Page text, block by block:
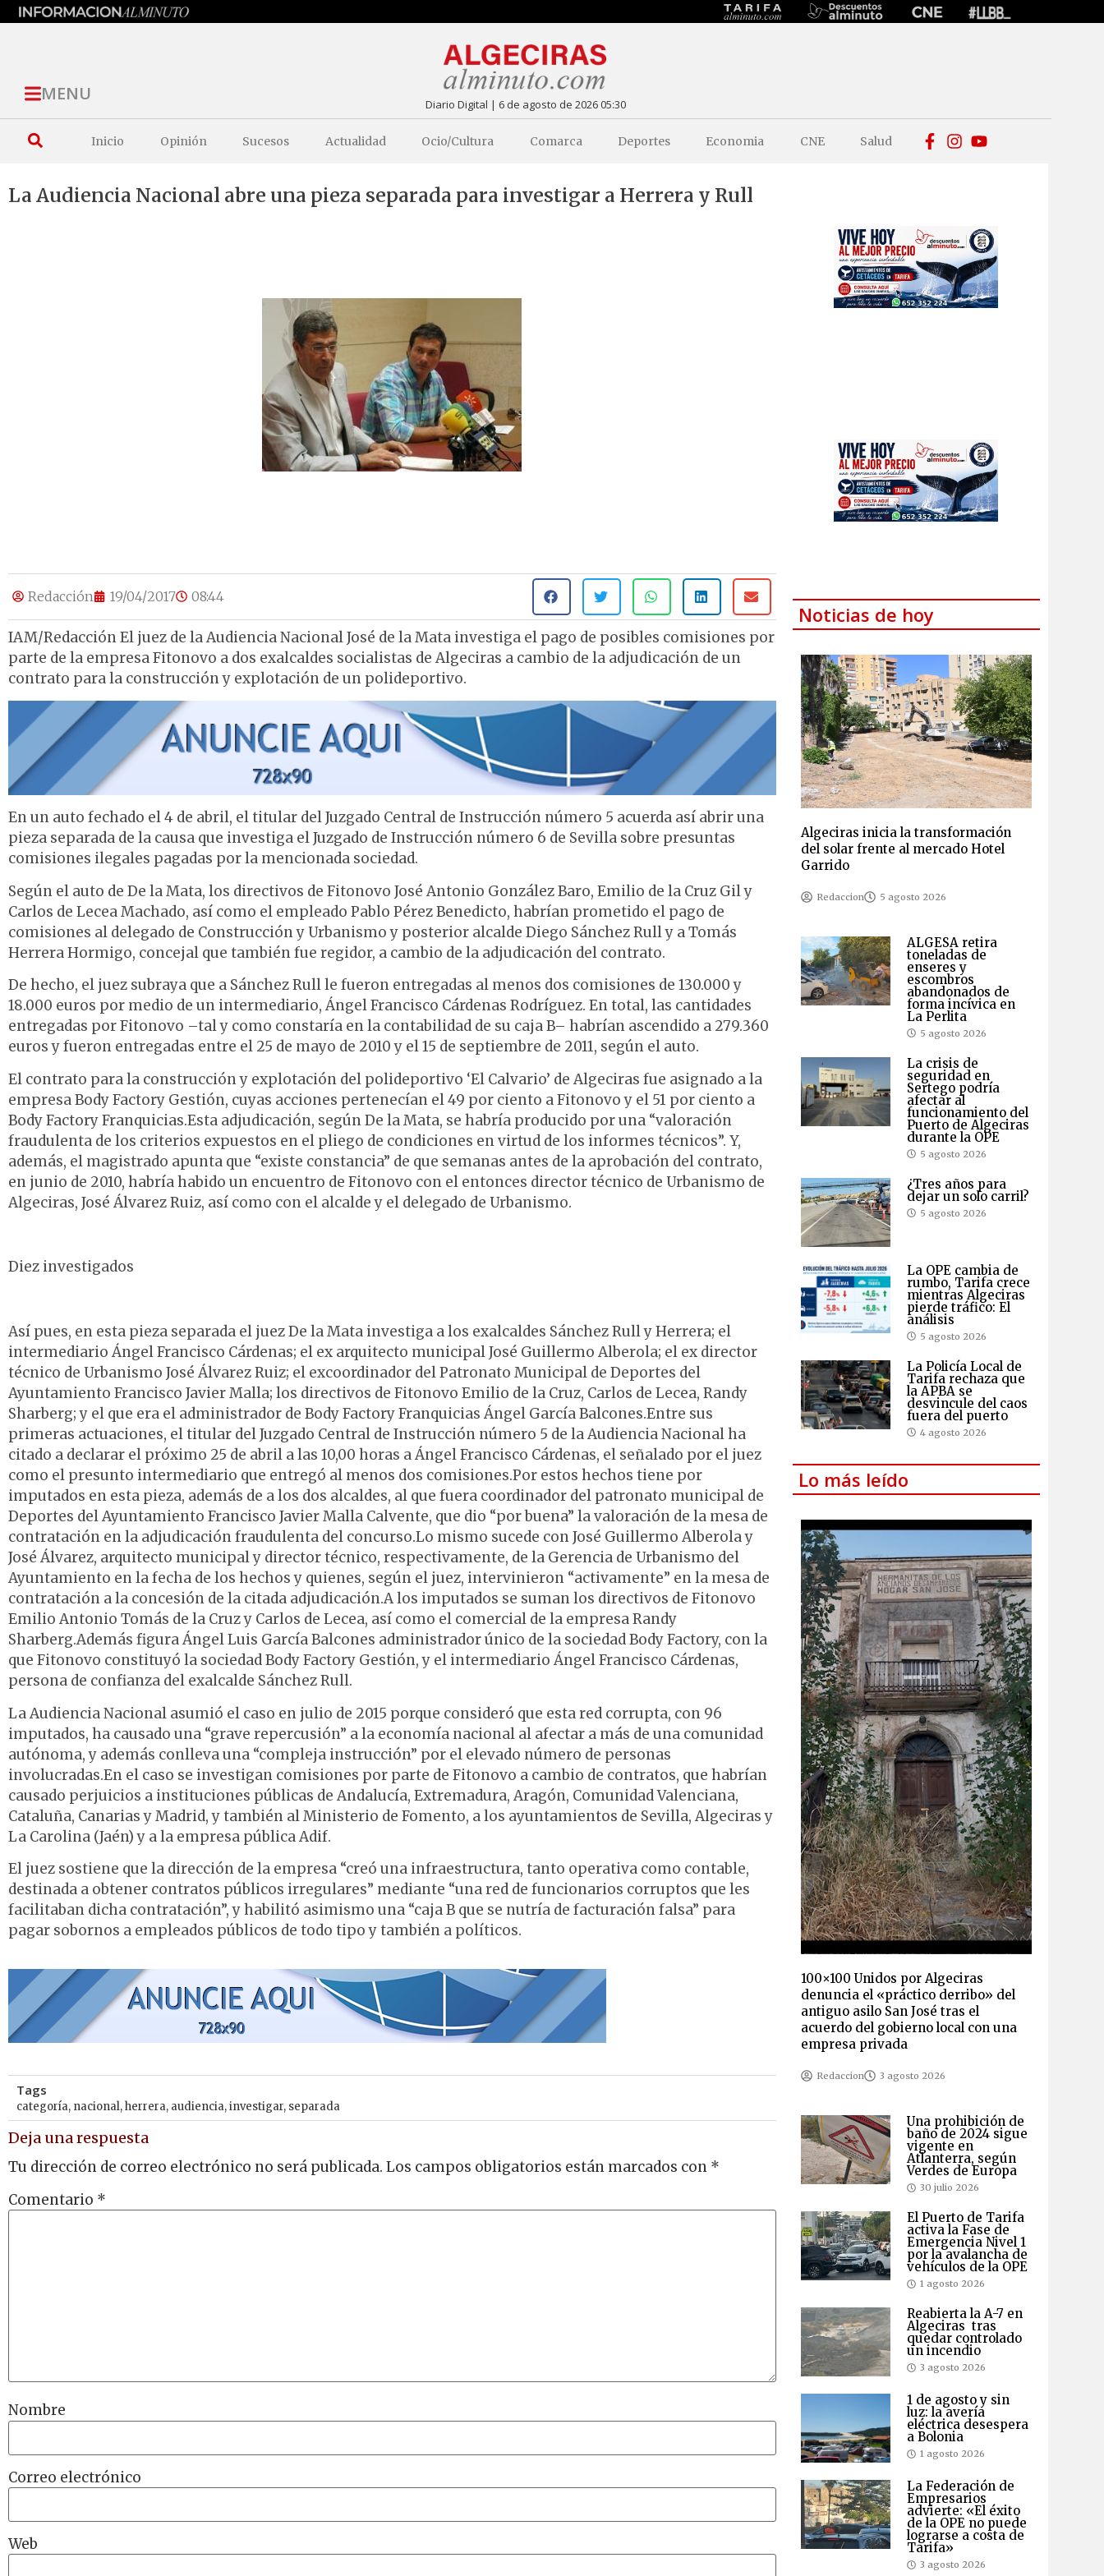
MENU Diario Digital | 6 de agosto de 2026 05:30
Inicio Opinión Sucesos Actualidad Ocio/Cultura Comarca Deportes Economia CNE Salud
La Audiencia Nacional abre una pieza separada para investigar a Herrera y Rull
Redacción 19/04/2017 08:44
IAM/Redacción El juez de la Audiencia Nacional José de la Mata investiga el pago de posibles comisiones por
parte de la empresa Fitonovo a dos exalcaldes socialistas de Algeciras a cambio de la adjudicación de un
contrato para la construcción y explotación de un polideportivo.
En un auto fechado el 4 de abril, el titular del Juzgado Central de Instrucción número 5 acuerda así abrir una
pieza separada de la causa que investiga el Juzgado de Instrucción número 6 de Sevilla sobre presuntas
comisiones ilegales pagadas por la mencionada sociedad.
Según el auto de De la Mata, los directivos de Fitonovo José Antonio González Baro, Emilio de la Cruz Gil y
Carlos de Lecea Machado, así como el empleado Pablo Pérez Benedicto, habrían prometido el pago de
comisiones al delegado de Construcción y Urbanismo y posterior alcalde Diego Sánchez Rull y a Tomás
Herrera Hormigo, concejal que también fue regidor, a cambio de la adjudicación del contrato.
De hecho, el juez subraya que a Sánchez Rull le fueron entregadas al menos dos comisiones de 130.000 y
18.000 euros por medio de un intermediario, Ángel Francisco Cárdenas Rodríguez. En total, las cantidades
entregadas por Fitonovo –tal y como constaría en la contabilidad de su caja B– habrían ascendido a 279.360
euros y fueron entregadas entre el 25 de mayo de 2010 y el 15 de septiembre de 2011, según el auto.
El contrato para la construcción y explotación del polideportivo ‘El Calvario’ de Algeciras fue asignado a la
empresa Body Factory Gestión, cuyas acciones pertenecían el 49 por ciento a Fitonovo y el 51 por ciento a
Body Factory Franquicias.Esta adjudicación, según De la Mata, se habría producido por una “valoración
fraudulenta de los criterios expuestos en el pliego de condiciones en virtud de los informes técnicos”. Y,
además, el magistrado apunta que “existe constancia” de que semanas antes de la aprobación del contrato,
en junio de 2010, habría habido un encuentro de Fitonovo con el entonces director técnico de Urbanismo de
Algeciras, José Álvarez Ruiz, así como con el alcalde y el delegado de Urbanismo.
Diez investigados
Así pues, en esta pieza separada el juez De la Mata investiga a los exalcaldes Sánchez Rull y Herrera; el
intermediario Ángel Francisco Cárdenas; el ex arquitecto municipal José Guillermo Alberola; el ex director
técnico de Urbanismo José Álvarez Ruiz; el excoordinador del Patronato Municipal de Deportes del
Ayuntamiento Francisco Javier Malla; los directivos de Fitonovo Emilio de la Cruz, Carlos de Lecea, Randy
Sharberg; y el que era el administrador de Body Factory Franquicias Ángel García Balcones.Entre sus
primeras actuaciones, el titular del Juzgado Central de Instrucción número 5 de la Audiencia Nacional ha
citado a declarar el próximo 25 de abril a las 10,00 horas a Ángel Francisco Cárdenas, el señalado por el juez
como el presunto intermediario que entregó al menos dos comisiones.Por estos hechos tiene por
imputados en esta pieza, además de a los dos alcaldes, al que fuera coordinador del patronato municipal de
Deportes del Ayuntamiento Francisco Javier Malla Calvente, que dio “por buena” la valoración de la mesa de
contratación en la adjudicación fraudulenta del concurso.Lo mismo sucede con José Guillermo Alberola y
José Álvarez, arquitecto municipal y director técnico, respectivamente, de la Gerencia de Urbanismo del
Ayuntamiento en la fecha de los hechos y quienes, según el juez, intervinieron “activamente” en la mesa de
contratación a la concesión de la citada adjudicación.A los imputados se suman los directivos de Fitonovo
Emilio Antonio Tomás de la Cruz y Carlos de Lecea, así como el comercial de la empresa Randy
Sharberg.Además figura Ángel Luis García Balcones administrador único de la sociedad Body Factory, con la
que Fitonovo constituyó la sociedad Body Factory Gestión, y el intermediario Ángel Francisco Cárdenas,
persona de confianza del exalcalde Sánchez Rull.
La Audiencia Nacional asumió el caso en julio de 2015 porque consideró que esta red corrupta, con 96
imputados, ha causado una “grave repercusión” a la economía nacional al afectar a más de una comunidad
autónoma, y además conlleva una “compleja instrucción” por el elevado número de personas
involucradas.En el caso se investigan comisiones por parte de Fitonovo a cambio de contratos, que habrían
causado perjuicios a instituciones públicas de Andalucía, Extremadura, Aragón, Comunidad Valenciana,
Cataluña, Canarias y Madrid, y también al Ministerio de Fomento, a los ayuntamientos de Sevilla, Algeciras y
La Carolina (Jaén) y a la empresa pública Adif.
El juez sostiene que la dirección de la empresa “creó una infraestructura, tanto operativa como contable,
destinada a obtener contratos públicos irregulares” mediante “una red de funcionarios corruptos que les
facilitaban dicha contratación”, y habilitó asimismo una “caja B que se nutría de facturación falsa” para
pagar sobornos a empleados públicos de todo tipo y también a políticos.
Tags
categoría, nacional,herrera, audiencia,investigar, separada
Deja una respuesta
Tu dirección de correo electrónico no será publicada. Los campos obligatorios están marcados con *
Comentario *
Nombre
Correo electrónico
Web
Noticias de hoy
Algeciras inicia la transformación
del solar frente al mercado Hotel
Garrido
Redaccion 5 agosto 2026
ALGESA retira
toneladas de
enseres y
escombros
abandonados de
forma incívica en
La Perlita
5 agosto 2026
La crisis de
seguridad en
Sertego podría
afectar al
funcionamiento del
Puerto de Algeciras
durante la OPE
5 agosto 2026
¿Tres años para
dejar un solo carril?
5 agosto 2026
La OPE cambia de
rumbo, Tarifa crece
mientras Algeciras
pierde tráfico: El
análisis
5 agosto 2026
La Policía Local de
Tarifa rechaza que
la APBA se
desvincule del caos
fuera del puerto
4 agosto 2026
Lo más leído
100×100 Unidos por Algeciras
denuncia el «práctico derribo» del
antiguo asilo San José tras el
acuerdo del gobierno local con una
empresa privada
Redaccion 3 agosto 2026
Una prohibición de
baño de 2024 sigue
vigente en
Atlanterra, según
Verdes de Europa
30 julio 2026
El Puerto de Tarifa
activa la Fase de
Emergencia Nivel 1
por la avalancha de
vehículos de la OPE
1 agosto 2026
Reabierta la A-7 en
Algeciras tras
quedar controlado
un incendio
3 agosto 2026
1 de agosto y sin
luz: la avería
eléctrica desespera
a Bolonia
1 agosto 2026
La Federación de
Empresarios
advierte: «El éxito
de la OPE no puede
lograrse a costa de
Tarifa»
3 agosto 2026